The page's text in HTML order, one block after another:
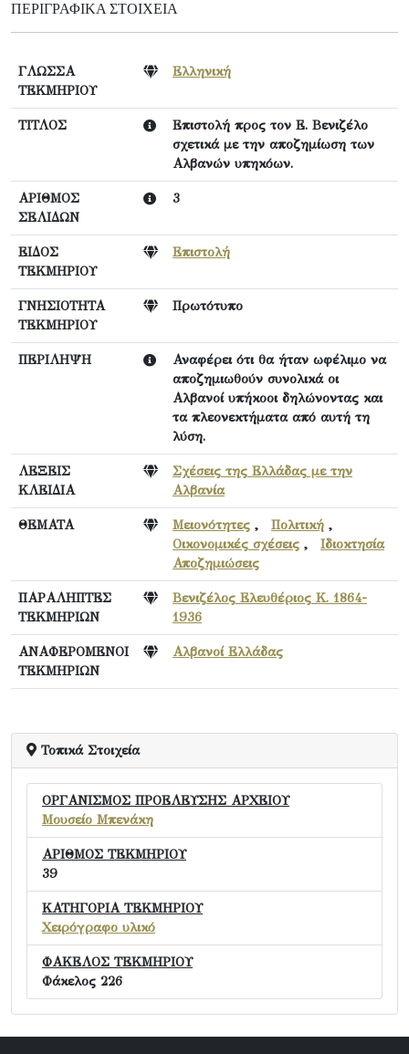
ΠΕΡΙΓΡΑΦΙΚΆ ΣΤΟΙΧΕΊΑ
ΓΛΩΣΣΑ
ΤΕΚΜΗΡΙΟΥ
Ελληνική
ΤΙΤΛΟΣ
Επιστολή προς τον Ε. Βενιζέλο
σχετικά με την αποζημίωση των
Αλβανών υπηκόων.
ΑΡΙΘΜΟΣ
ΣΕΛΙΔΩΝ
3
ΕΙΔΟΣ
ΤΕΚΜΗΡΙΟΥ
Επιστολή
ΓΝΗΣΙΟΤΗΤΑ
ΤΕΚΜΗΡΙΟΥ
Πρωτότυπο
ΠΕΡΙΛΗΨΗ
Αναφέρει ότι θα ήταν ωφέλιμο να
αποζημιωθούν συνολικά οι
Αλβανοί υπήκοοι δηλώνοντας και
τα πλεονεκτήματα από αυτή τη
λύση.
ΛΕΞΕΙΣ
ΚΛΕΙΔΙΑ
Σχέσεις της Ελλάδας με την
Αλβανία
ΘΕΜΑΤΑ Μειονότητες , Πολιτική ,
Οικονομικές σχέσεις , Ιδιοκτησία
Αποζημιώσεις
ΠΑΡΑΛΗΠΤΕΣ
ΤΕΚΜΗΡΙΩΝ
Βενιζέλος Ελευθέριος Κ. 1864-
1936
ΑΝΑΦΕΡΟΜΕΝΟΙ
ΤΕΚΜΗΡΙΩΝ
Αλβανοί Ελλάδας
Τοπικά Στοιχεία
ΟΡΓΑΝΙΣΜΟΣ ΠΡΟΕΛΕΥΣΗΣ ΑΡΧΕΙΟΥ
Μουσείο Μπενάκη
ΑΡΙΘΜΟΣ ΤΕΚΜΗΡΙΟΥ
39
ΚΑΤΗΓΟΡΙΑ ΤΕΚΜΗΡΙΟΥ
Χειρόγραφο υλικό
ΦΑΚΕΛΟΣ ΤΕΚΜΗΡΙΟΥ
Φάκελος 226